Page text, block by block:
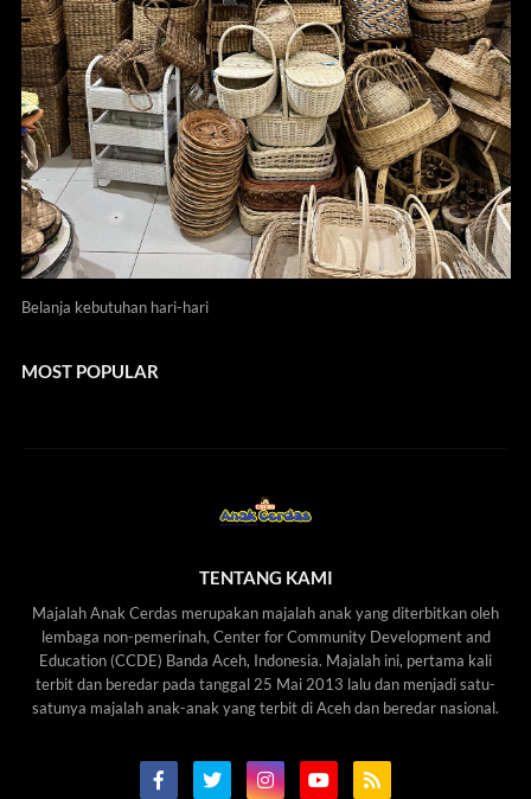
Belanja kebutuhan hari-hari
MOST POPULAR
TENTANG KAMI
Majalah Anak Cerdas merupakan majalah anak yang diterbitkan oleh
lembaga non-pemerinah, Center for Community Development and
Education (CCDE) Banda Aceh, Indonesia. Majalah ini, pertama kali
terbit dan beredar pada tanggal 25 Mai 2013 lalu dan menjadi satu-
satunya majalah anak-anak yang terbit di Aceh dan beredar nasional.